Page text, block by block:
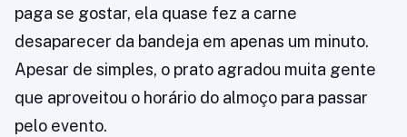
paga se gostar, ela quase fez a carne
desaparecer da bandeja em apenas um minuto.
Apesar de simples, o prato agradou muita gente
que aproveitou o horário do almoço para passar
pelo evento.